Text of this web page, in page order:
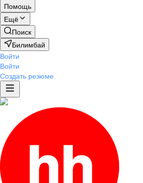
Помощь
Ещё
Поиск
Билимбай
Войти
Войти
Создать резюме